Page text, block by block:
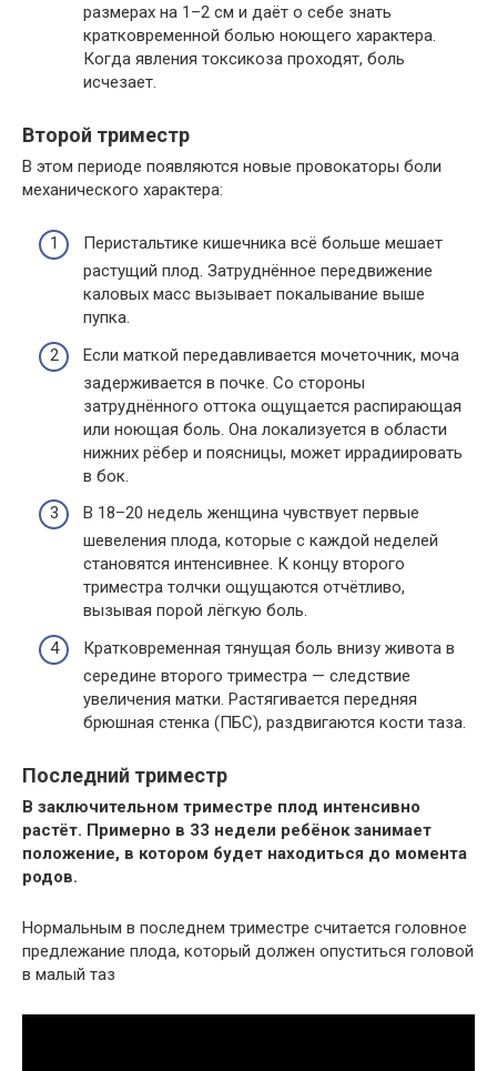
размерах на 1–2 см и даёт о себе знать
кратковременной болью ноющего характера.
Когда явления токсикоза проходят, боль
исчезает.
Второй триместр
В этом периоде появляются новые провокаторы боли
механического характера:
Перистальтике кишечника всё больше мешает
растущий плод. Затруднённое передвижение
каловых масс вызывает покалывание выше
пупка.
Если маткой передавливается мочеточник, моча
задерживается в почке. Со стороны
затруднённого оттока ощущается распирающая
или ноющая боль. Она локализуется в области
нижних рёбер и поясницы, может иррадиировать
в бок.
В 18–20 недель женщина чувствует первые
шевеления плода, которые с каждой неделей
становятся интенсивнее. К концу второго
триместра толчки ощущаются отчётливо,
вызывая порой лёгкую боль.
Кратковременная тянущая боль внизу живота в
середине второго триместра — следствие
увеличения матки. Растягивается передняя
брюшная стенка (ПБС), раздвигаются кости таза.
Последний триместр
В заключительном триместре плод интенсивно
растёт. Примерно в 33 недели ребёнок занимает
положение, в котором будет находиться до момента
родов.
Нормальным в последнем триместре считается головное
предлежание плода, который должен опуститься головой
в малый таз